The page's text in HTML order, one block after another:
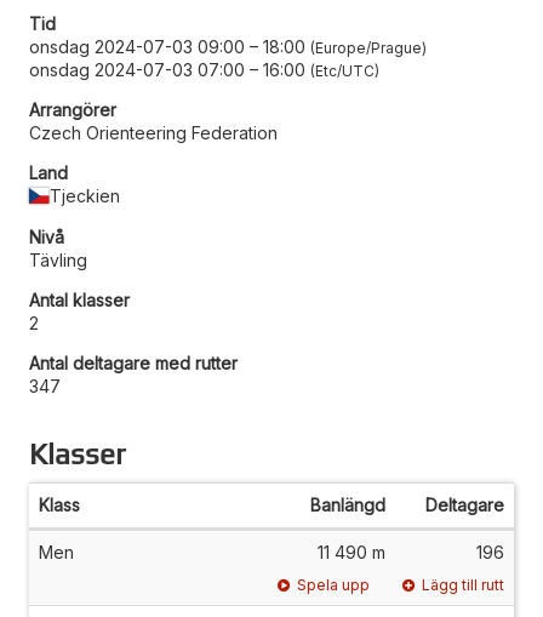
Tid
onsdag 2024-07-03 09:00 – 18:00 Europe/Prague
onsdag 2024-07-03 07:00 – 16:00 Etc/UTC
Arrangörer
Czech Orienteering Federation
Land
Tjeckien
Nivå
Tävling
Antal klasser
2
Antal deltagare med rutter
347
Klasser
Klass Banlängd Deltagare
Men 11 490 m 196
Spela upp Lägg till rutt